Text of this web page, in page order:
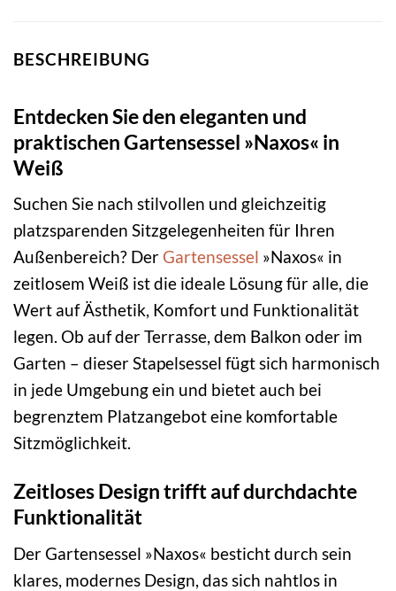
BESCHREIBUNG
Entdecken Sie den eleganten und
praktischen Gartensessel »Naxos« in
Weiß
Suchen Sie nach stilvollen und gleichzeitig
platzsparenden Sitzgelegenheiten für Ihren
Außenbereich? Der Gartensessel »Naxos« in
zeitlosem Weiß ist die ideale Lösung für alle, die
Wert auf Ästhetik, Komfort und Funktionalität
legen. Ob auf der Terrasse, dem Balkon oder im
Garten – dieser Stapelsessel fügt sich harmonisch
in jede Umgebung ein und bietet auch bei
begrenztem Platzangebot eine komfortable
Sitzmöglichkeit.
Zeitloses Design trifft auf durchdachte
Funktionalität
Der Gartensessel »Naxos« besticht durch sein
klares, modernes Design, das sich nahtlos in